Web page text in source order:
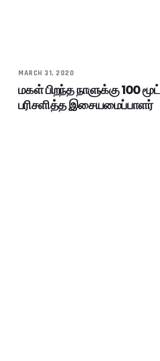
MARCH 31, 2020
மகள் பிறந்த நாளுக்கு 100
பரிசளித்த இசையமைப்பாளர்